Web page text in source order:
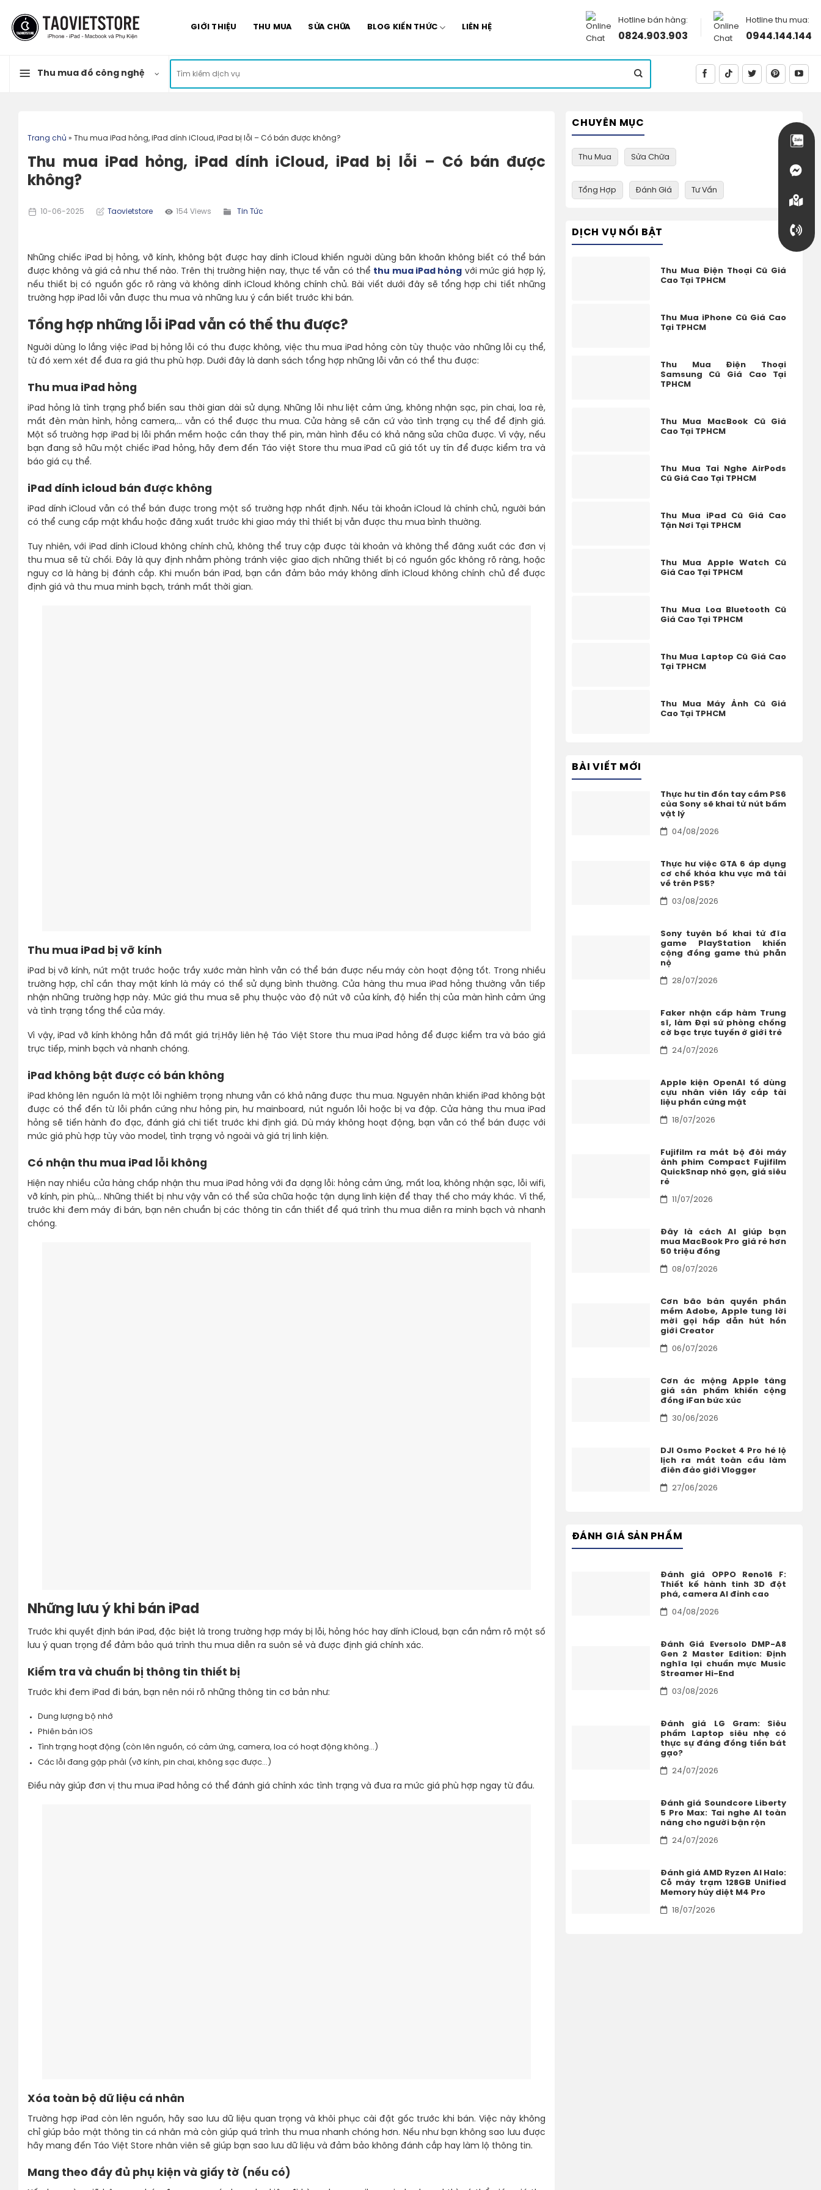
content
GIỚI THIỆU THU MUA SỬA CHỮA BLOG KIẾN THỨC LIÊN HỆ
Hotline bán hàng:
0824.903.903
Hotline thu mua:
0944.144.144
Thu mua đồ công nghệ
kiếm:
Trang chủ » Thu mua iPad hỏng, iPad dính iCloud, iPad bị lỗi – Có bán được không?
Thu mua iPad hỏng, iPad dính iCloud, iPad bị lỗi – Có bán được
không?
10-06-2025 Taovietstore 154 Views Tin Tức
Những chiếc iPad bị hỏng, vỡ kính, không bật được hay dính iCloud khiến người dùng băn khoăn không biết có thể bán
được không và giá cả như thế nào. Trên thị trường hiện nay, thực tế vẫn có thể thu mua iPad hỏng với mức giá hợp lý,
nếu thiết bị có nguồn gốc rõ ràng và không dính iCloud không chính chủ. Bài viết dưới đây sẽ tổng hợp chi tiết những
trường hợp iPad lỗi vẫn được thu mua và những lưu ý cần biết trước khi bán.
Tổng hợp những lỗi iPad vẫn có thể thu được?
Người dùng lo lắng việc iPad bị hỏng lỗi có thu được không, việc thu mua iPad hỏng còn tùy thuộc vào những lỗi cụ thể,
từ đó xem xét để đưa ra giá thu phù hợp. Dưới đây là danh sách tổng hợp những lỗi vẫn có thể thu được:
Thu mua iPad hỏng
iPad hỏng là tình trạng phổ biến sau thời gian dài sử dụng. Những lỗi như liệt cảm ứng, không nhận sạc, pin chai, loa rè,
mất đèn màn hình, hỏng camera,… vẫn có thể được thu mua. Cửa hàng sẽ căn cứ vào tình trạng cụ thể để định giá.
Một số trường hợp iPad bị lỗi phần mềm hoặc cần thay thế pin, màn hình đều có khả năng sửa chữa được. Vì vậy, nếu
bạn đang sở hữu một chiếc iPad hỏng, hãy đem đến Táo việt Store thu mua iPad cũ giá tốt uy tín để được kiểm tra và
báo giá cụ thể.
iPad dính icloud bán được không
iPad dính iCloud vẫn có thể bán được trong một số trường hợp nhất định. Nếu tài khoản iCloud là chính chủ, người bán
có thể cung cấp mật khẩu hoặc đăng xuất trước khi giao máy thì thiết bị vẫn được thu mua bình thường.
Tuy nhiên, với iPad dính iCloud không chính chủ, không thể truy cập được tài khoản và không thể đăng xuất các đơn vị
thu mua sẽ từ chối. Đây là quy định nhằm phòng tránh việc giao dịch những thiết bị có nguồn gốc không rõ ràng, hoặc
nguy cơ là hàng bị đánh cắp. Khi muốn bán iPad, bạn cần đảm bảo máy không dính iCloud không chính chủ để được
định giá và thu mua minh bạch, tránh mất thời gian.
Thu mua iPad bị vỡ kính
iPad bị vỡ kính, nứt mặt trước hoặc trầy xước màn hình vẫn có thể bán được nếu máy còn hoạt động tốt. Trong nhiều
trường hợp, chỉ cần thay mặt kính là máy có thể sử dụng bình thường. Cửa hàng thu mua iPad hỏng thường vẫn tiếp
nhận những trường hợp này. Mức giá thu mua sẽ phụ thuộc vào độ nứt vỡ của kính, độ hiển thị của màn hình cảm ứng
và tình trạng tổng thể của máy.
Vì vậy, iPad vỡ kính không hẳn đã mất giá trị.Hãy liên hệ Táo Việt Store thu mua iPad hỏng để được kiểm tra và báo giá
trực tiếp, minh bạch và nhanh chóng.
iPad không bật được có bán không
iPad không lên nguồn là một lỗi nghiêm trọng nhưng vẫn có khả năng được thu mua. Nguyên nhân khiến iPad không bật
được có thể đến từ lỗi phần cứng như hỏng pin, hư mainboard, nút nguồn lỗi hoặc bị va đập. Cửa hàng thu mua iPad
hỏng sẽ tiến hành đo đạc, đánh giá chi tiết trước khi định giá. Dù máy không hoạt động, bạn vẫn có thể bán được với
mức giá phù hợp tùy vào model, tình trạng vỏ ngoài và giá trị linh kiện.
Có nhận thu mua iPad lỗi không
Hiện nay nhiều cửa hàng chấp nhận thu mua iPad hỏng với đa dạng lỗi: hỏng cảm ứng, mất loa, không nhận sạc, lỗi wifi,
vỡ kính, pin phù,… Những thiết bị như vậy vẫn có thể sửa chữa hoặc tận dụng linh kiện để thay thế cho máy khác. Vì thế,
trước khi đem máy đi bán, bạn nên chuẩn bị các thông tin cần thiết để quá trình thu mua diễn ra minh bạch và nhanh
chóng.
Những lưu ý khi bán iPad
Trước khi quyết định bán iPad, đặc biệt là trong trường hợp máy bị lỗi, hỏng hóc hay dính iCloud, bạn cần nắm rõ một số
lưu ý quan trọng để đảm bảo quá trình thu mua diễn ra suôn sẻ và được định giá chính xác.
Kiểm tra và chuẩn bị thông tin thiết bị
Trước khi đem iPad đi bán, bạn nên nói rõ những thông tin cơ bản như:
Dung lượng bộ nhớ
Phiên bản iOS
Tình trạng hoạt động (còn lên nguồn, có cảm ứng, camera, loa có hoạt động không…)
Các lỗi đang gặp phải (vỡ kính, pin chai, không sạc được…)
Điều này giúp đơn vị thu mua iPad hỏng có thể đánh giá chính xác tình trạng và đưa ra mức giá phù hợp ngay từ đầu.
Xóa toàn bộ dữ liệu cá nhân
Trường hợp iPad còn lên nguồn, hãy sao lưu dữ liệu quan trọng và khôi phục cài đặt gốc trước khi bán. Việc này không
chỉ giúp bảo mật thông tin cá nhân mà còn giúp quá trình thu mua nhanh chóng hơn. Nếu như bạn không sao lưu được
hãy mang đến Táo Việt Store nhân viên sẽ giúp bạn sao lưu dữ liệu và đảm bảo không đánh cắp hay làm lộ thông tin.
Mang theo đầy đủ phụ kiện và giấy tờ (nếu có)
CHUYÊN MỤC
Thu Mua Sửa Chữa
Tổng Hợp Đánh Giá Tư Vấn
DỊCH VỤ NỔI BẬT
Thu Mua Điện Thoại Cũ Giá
Cao Tại TPHCM
Thu Mua iPhone Cũ Giá Cao
Tại TPHCM
Thu Mua Điện Thoại
Samsung Cũ Giá Cao Tại
TPHCM
Thu Mua MacBook Cũ Giá
Cao Tại TPHCM
Thu Mua Tai Nghe AirPods
Cũ Giá Cao Tại TPHCM
Thu Mua iPad Cũ Giá Cao
Tận Nơi Tại TPHCM
Thu Mua Apple Watch Cũ
Giá Cao Tại TPHCM
Thu Mua Loa Bluetooth Cũ
Giá Cao Tại TPHCM
Thu Mua Laptop Cũ Giá Cao
Tại TPHCM
Thu Mua Máy Ảnh Cũ Giá
Cao Tại TPHCM
BÀI VIẾT MỚI
Thực hư tin đồn tay cầm PS6
của Sony sẽ khai tử nút bấm
vật lý
04/08/2026
Thực hư việc GTA 6 áp dụng
cơ chế khóa khu vực mã tải
về trên PS5?
03/08/2026
Sony tuyên bố khai tử đĩa
game PlayStation khiến
cộng đồng game thủ phẫn
nộ
28/07/2026
Faker nhận cấp hàm Trung
sĩ, làm Đại sứ phòng chống
cờ bạc trực tuyến ở giới trẻ
24/07/2026
Apple kiện OpenAI tố dùng
cựu nhân viên lấy cắp tài
liệu phần cứng mật
18/07/2026
Fujifilm ra mắt bộ đôi máy
ảnh phim Compact Fujifilm
QuickSnap nhỏ gọn, giá siêu
rẻ
11/07/2026
Đây là cách AI giúp bạn
mua MacBook Pro giá rẻ hơn
50 triệu đồng
08/07/2026
Cơn bão bản quyền phần
mềm Adobe, Apple tung lời
mời gọi hấp dẫn hút hồn
giới Creator
06/07/2026
Cơn ác mộng Apple tăng
giá sản phẩm khiến cộng
đồng iFan bức xúc
30/06/2026
DJI Osmo Pocket 4 Pro hé lộ
lịch ra mắt toàn cầu làm
điên đảo giới Vlogger
27/06/2026
ĐÁNH GIÁ SẢN PHẨM
Đánh giá OPPO Reno16 F:
Thiết kế hành tinh 3D đột
phá, camera AI đỉnh cao
04/08/2026
Đánh Giá Eversolo DMP-A8
Gen 2 Master Edition: Định
nghĩa lại chuẩn mực Music
Streamer Hi-End
03/08/2026
Đánh giá LG Gram: Siêu
phẩm Laptop siêu nhẹ có
thực sự đáng đồng tiền bát
gạo?
24/07/2026
Đánh giá Soundcore Liberty
5 Pro Max: Tai nghe AI toàn
năng cho người bận rộn
24/07/2026
Đánh giá AMD Ryzen AI Halo:
Cỗ máy trạm 128GB Unified
Memory hủy diệt M4 Pro
18/07/2026